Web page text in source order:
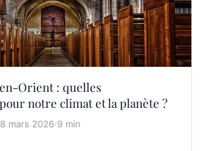
Orient : quelles
notre climat et la planète ?
mars 2026·9 min